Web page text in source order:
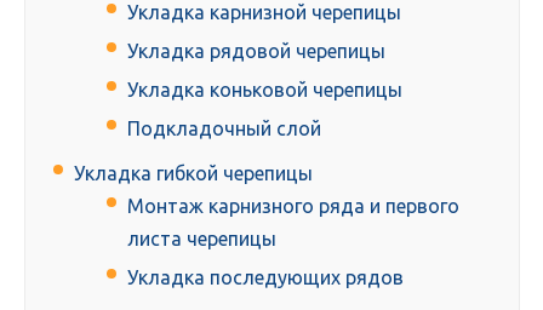
Укладка карнизной черепицы
Укладка рядовой черепицы
Укладка коньковой черепицы
Подкладочный слой
Укладка гибкой черепицы
Монтаж карнизного ряда и первого
листа черепицы
Укладка последующих рядов